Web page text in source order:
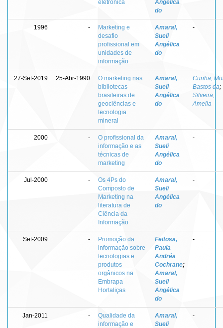
eletrônica
Angélica
do
1996 -
Marketing e
desafio
profissional em
unidades de
informação
Amaral,
Sueli
Angélica
do
-
27-Set-2019 25-Abr-1990
O marketing nas
bibliotecas
brasileiras de
geociências e
tecnologia
mineral
Amaral,
Sueli
Angélica
do
Cunha,
Bastos da;
Silveira,
Amelia
2000 -
O profissional da
informação e as
técnicas de
marketing
Amaral,
Sueli
Angélica
do
-
Jul-2000 -
Os 4Ps do
Composto de
Marketing na
literatura de
Ciência da
Informação
Amaral,
Sueli
Angélica
do
-
Set-2009 -
Promoção da
informação sobre
tecnologias e
produtos
orgânicos na
Embrapa
Hortaliças
Feitosa,
Paula
Andréa
Cochrane;
Amaral,
Sueli
Angélica
do
-
Jan-2011 -
Qualidade da
informação e
Amaral,
Sueli
-